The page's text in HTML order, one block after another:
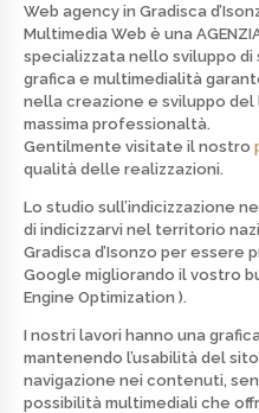
Web agency in Gradisca
Multimedia Web è una
specializzata nello sviluppo di
grafica e multimedialità
nella creazione e sviluppo
massima professionaltà.
Gentilmente visitate il nostro
qualità delle realizzazioni.
Lo studio sull’indicizzazione
di indicizzarvi nel territorio
Gradisca d’Isonzo per essere
Google migliorando il vostro
Engine Optimization ).
I nostri lavori hanno una
mantenendo l’usabilità del
navigazione nei contenuti,
possibilità multimediali che